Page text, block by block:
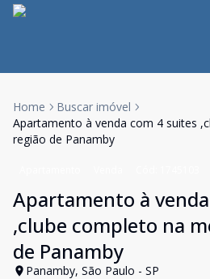
Home
Buscar imóvel
Apartamento à venda com 4 suites
região de Panamby
Apartamento à
,clube completo na
de Panamby
Panamby, São Paulo - SP